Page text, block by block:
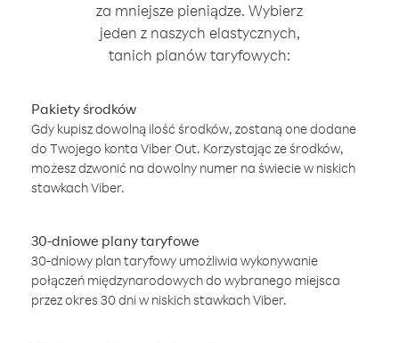
za mniejsze pieniądze. Wybierz
jeden z naszych elastycznych,
tanich planów taryfowych:
Pakiety środków
Gdy kupisz dowolną ilość środków, zostaną one dodane
do Twojego konta Viber Out. Korzystając ze środków,
możesz dzwonić na dowolny numer na świecie w niskich
stawkach Viber.
30-dniowe plany taryfowe
30-dniowy plan taryfowy umożliwia wykonywanie
połączeń międzynarodowych do wybranego miejsca
przez okres 30 dni w niskich stawkach Viber.